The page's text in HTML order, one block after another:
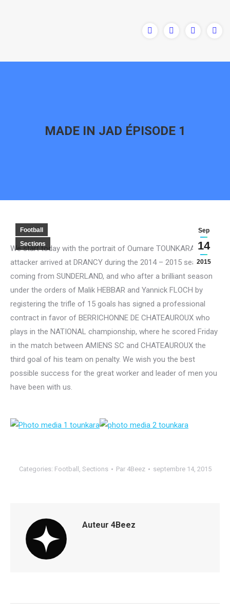
MADE IN JAD ÉPISODE 1
Sep
14
2015
Football
Sections
We start today with the portrait of Oumare TOUNKARA
attacker arrived at DRANCY during the 2014 – 2015 season
coming from SUNDERLAND, and who after a brilliant season
under the orders of Malik HEBBAR and Yannick FLOCH by
registering the trifle of 15 goals has signed a professional
contract in favor of BERRICHONNE DE CHATEAUROUX who
plays in the NATIONAL championship, where he scored Friday
in the match between AMIENS SC and CHATEAUROUX the
third goal of his team on penalty. We wish you the best
possible success for the great worker and leader of men you
have been with us.
Categories: Football , Sections Par 4Beez septembre 14, 2015
Auteur 4Beez